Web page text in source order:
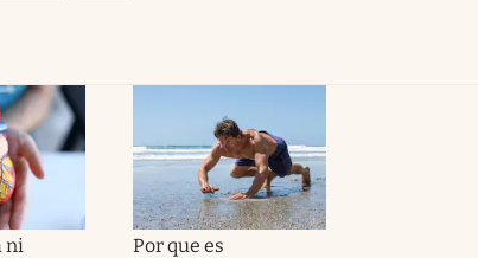
ni
Por que es